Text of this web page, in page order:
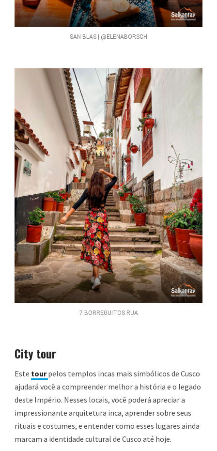
SAN BLAS | @ELENABORSCH
7 BORREGUITOS RUA
City tour
Este tourpelos templos incas mais simbólicos de Cusco
ajudará você a compreender melhor a história e o legado
deste Império. Nesses locais, você poderá apreciar a
impressionante arquitetura inca, aprender sobre seus
rituais e costumes, e entender como esses lugares ainda
marcam a identidade cultural de Cusco até hoje.